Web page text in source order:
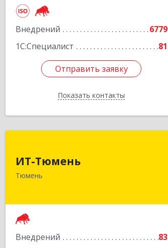
Внедрений
6779
1С:Специалист
81
Отправить заявку
Показать контакты
Отправить заявку
Назад
ИТ-Тюмень
Тюмень
Внедрений
83
Грибоедова, дом № 13, корпус 2
Подробнее